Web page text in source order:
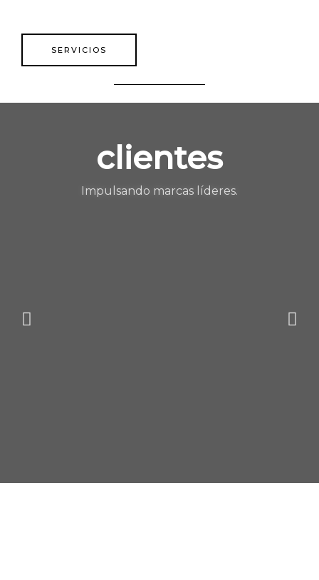
SERVICIOS
clientes
Impulsando marcas líderes.